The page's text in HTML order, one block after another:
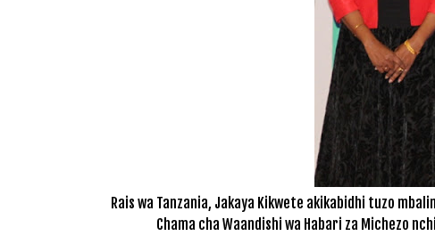
Rais wa Tanzania, Jakaya Kikwete akikabidhi tuzo
Chama cha Waandishi wa Habari za Michezo